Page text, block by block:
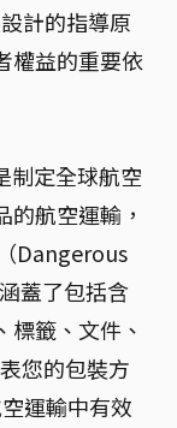
計的指導原
權益的重要依
制定全球航空
航空運輸，
Dangerous
蓋了包括含
籤、文件、
您的包裝方
運輸中有效